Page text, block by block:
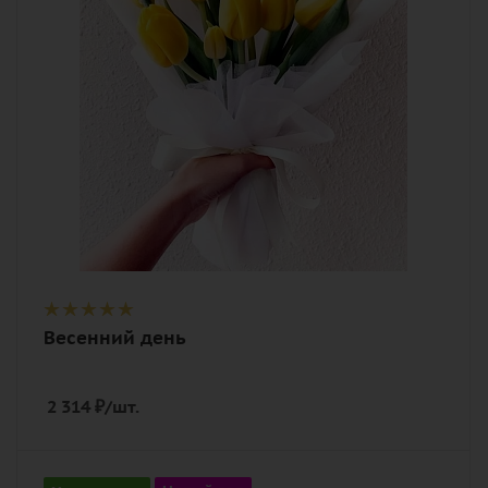
тюльпан, лента, дизайнерская
Весенний день
2 314 ₽/шт.